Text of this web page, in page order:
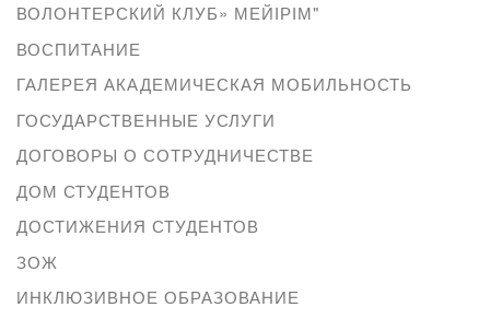
ВОЛОНТЕРСКИЙ КЛУБ» МЕЙІРІМ"
ВОСПИТАНИЕ
ГАЛЕРЕЯ АКАДЕМИЧЕСКАЯ МОБИЛЬНОСТЬ
ГОСУДАРСТВЕННЫЕ УСЛУГИ
ДОГОВОРЫ О СОТРУДНИЧЕСТВЕ
ДОМ СТУДЕНТОВ
ДОСТИЖЕНИЯ СТУДЕНТОВ
ЗОЖ
ИНКЛЮЗИВНОЕ ОБРАЗОВАНИЕ